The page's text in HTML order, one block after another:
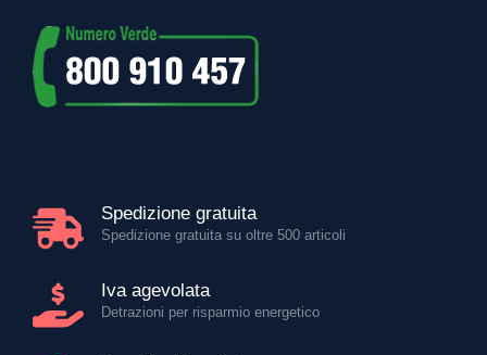
Spedizione gratuita
Spedizione gratuita su oltre 500 articoli
Iva agevolata
Detrazioni per risparmio energetico